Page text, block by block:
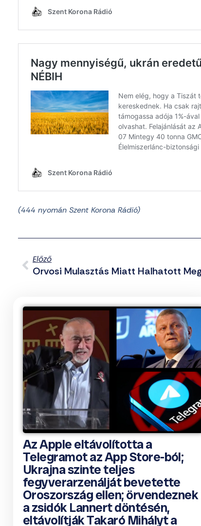
(444 nyomán Szent Korona Rádió)
Előző
Az Apple eltávolította a
Telegramot az App Store-ból;
Ukrajna szinte teljes
fegyverarzenálját bevetette
Oroszország ellen; örvendeznek
a zsidók Lannert döntésén,
eltávolítják Takaró Mihályt a